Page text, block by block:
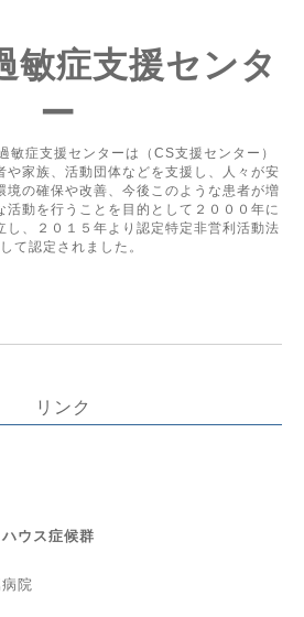
敏症支援センタ
ー
敏症支援センターは（CS支援センター）
や家族、活動団体などを支援し、人々が安
境の確保や改善、今後このような患者が増
活動を行うことを目的として２０００年に
し、２０１５年より認定特定非営利活動法
て認定されました。
リンク
ウス症候群
院